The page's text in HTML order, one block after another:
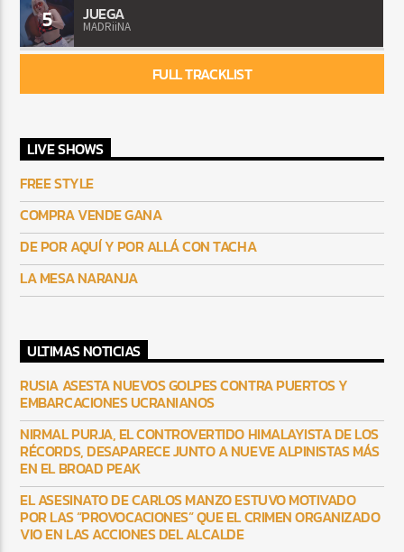
5 JUEGA
MADRiiNA
FULL TRACKLIST
LIVE SHOWS
FREE STYLE
COMPRA VENDE GANA
DE POR AQUÍ Y POR ALLÁ CON TACHA
LA MESA NARANJA
ULTIMAS NOTICIAS
RUSIA ASESTA NUEVOS GOLPES CONTRA PUERTOS Y
EMBARCACIONES UCRANIANOS
NIRMAL PURJA, EL CONTROVERTIDO HIMALAYISTA DE LOS
RÉCORDS, DESAPARECE JUNTO A NUEVE ALPINISTAS MÁS
EN EL BROAD PEAK
EL ASESINATO DE CARLOS MANZO ESTUVO MOTIVADO
POR LAS “PROVOCACIONES” QUE EL CRIMEN ORGANIZADO
VIO EN LAS ACCIONES DEL ALCALDE